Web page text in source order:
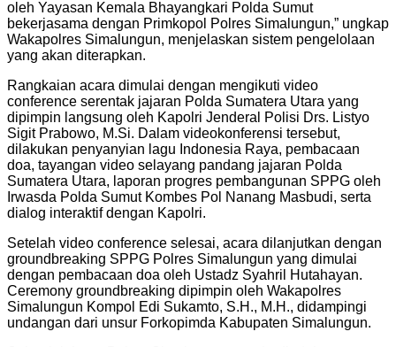
oleh Yayasan Kemala Bhayangkari Polda Sumut
bekerjasama dengan Primkopol Polres Simalungun,” ungkap
Wakapolres Simalungun, menjelaskan sistem pengelolaan
yang akan diterapkan.
Rangkaian acara dimulai dengan mengikuti video
conference serentak jajaran Polda Sumatera Utara yang
dipimpin langsung oleh Kapolri Jenderal Polisi Drs. Listyo
Sigit Prabowo, M.Si. Dalam videokonferensi tersebut,
dilakukan penyanyian lagu Indonesia Raya, pembacaan
doa, tayangan video selayang pandang jajaran Polda
Sumatera Utara, laporan progres pembangunan SPPG oleh
Irwasda Polda Sumut Kombes Pol Nanang Masbudi, serta
dialog interaktif dengan Kapolri.
Setelah video conference selesai, acara dilanjutkan dengan
groundbreaking SPPG Polres Simalungun yang dimulai
dengan pembacaan doa oleh Ustadz Syahril Hutahayan.
Ceremony groundbreaking dipimpin oleh Wakapolres
Simalungun Kompol Edi Sukamto, S.H., M.H., didampingi
undangan dari unsur Forkopimda Kabupaten Simalungun.